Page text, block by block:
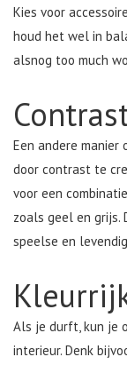
Kies voor
houd het wel in
alsnog too much
Een andere
door contrast te
voor een
zoals geel en
speelse en
Als je durft, kun je
interieur. Denk